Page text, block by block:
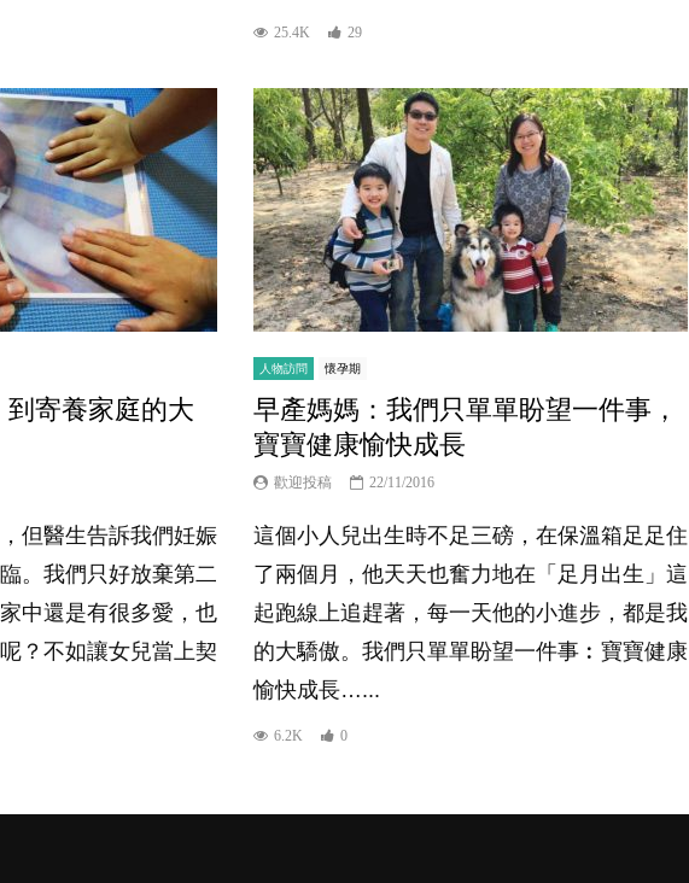
25.4K 29
到寄養家庭的大
但醫生告訴我們妊娠
。我們只好放棄第二
中還是有很多愛，也
？不如讓女兒當上契
人物訪問 懷孕期
早產媽媽：我們只單單盼望一件事，
寶寶健康愉快成長
歡迎投稿 22/11/2016
這個小人兒出生時不足三磅，在保溫箱足足住
了兩個月，他天天也奮力地在「足月出生」這
起跑線上追趕著，每一天他的小進步，都是我
的大驕傲。我們只單單盼望一件事︰寶寶健康
愉快成長…...
6.2K 0